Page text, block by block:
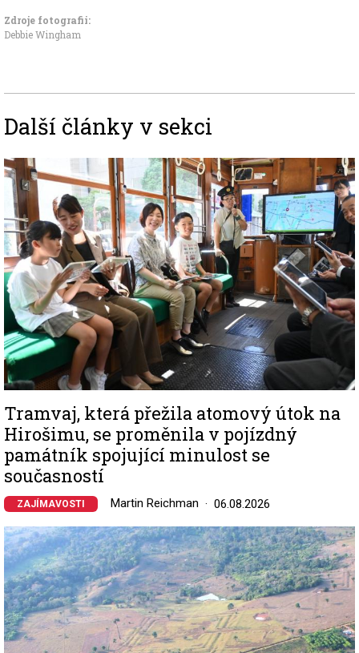
Zdroje fotografii:
Debbie Wingham
Další články v sekci
Image
Tramvaj, která přežila atomový útok na
Hirošimu, se proměnila v pojízdný
památník spojující minulost se
současností
ZAJÍMAVOSTI Martin Reichman 06.08.2026
Image